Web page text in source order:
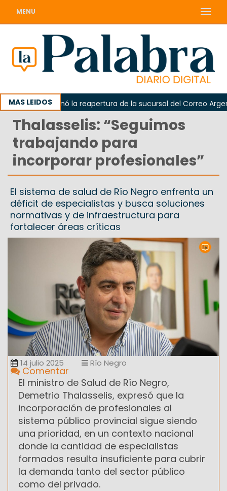
MENU
MAS LEIDOS
reclamó la reapertura de la sucursal del Correo
Thalasselis: “Seguimos
trabajando para
incorporar profesionales”
El sistema de salud de Río Negro enfrenta un
déficit de especialistas y busca soluciones
normativas y de infraestructura para
fortalecer áreas críticas
14 julio 2025 Río Negro
Comentar
El ministro de Salud de Río Negro,
Demetrio Thalasselis, expresó que la
incorporación de profesionales al
sistema público provincial sigue siendo
una prioridad, en un contexto nacional
donde la cantidad de especialistas
formados resulta insuficiente para cubrir
la demanda tanto del sector público
como del privado.